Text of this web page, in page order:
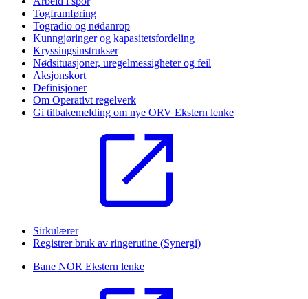
Togframføring
Togradio og nødanrop
Kunngjøringer og kapasitetsfordeling
Kryssingsinstrukser
Nødsituasjoner, uregelmessigheter og feil
Aksjonskort
Definisjoner
Om Operativt regelverk
Gi tilbakemelding om nye ORV Ekstern lenke
Sirkulærer
Registrer bruk av ringerutine (Synergi)
Bane NOR Ekstern lenke